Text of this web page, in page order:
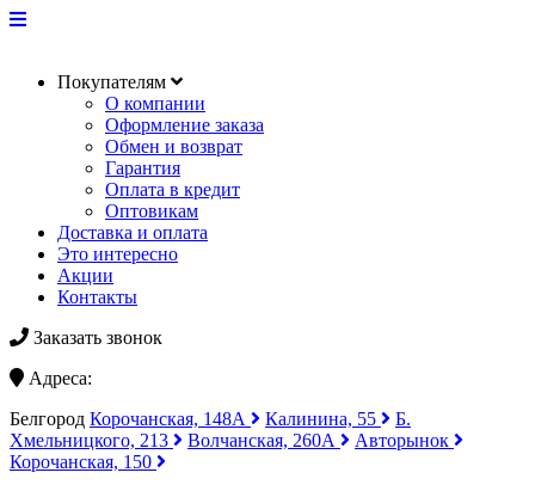
Покупателям
О компании
Оформление заказа
Обмен и возврат
Гарантия
Оплата в кредит
Оптовикам
Доставка и оплата
Это интересно
Акции
Контакты
Заказать звонок
Адреса:
Белгород Корочанская, 148А Калинина, 55
Б.
Хмельницкого, 213
Волчанская, 260А
Авторынок
Корочанская, 150